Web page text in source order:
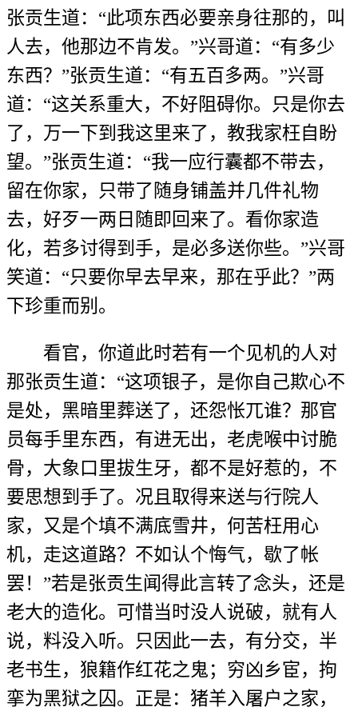
张贡生道：“此项东西必要亲身往那的，叫
人去，他那边不肯发。”兴哥道：“有多少
东西？”张贡生道：“有五百多两。”兴哥
道：“这关系重大，不好阻碍你。只是你去
了，万一下到我这里来了，教我家枉自盼
望。”张贡生道：“我一应行囊都不带去，
留在你家，只带了随身铺盖并几件礼物
去，好歹一两日随即回来了。看你家造
化，若多讨得到手，是必多送你些。”兴哥
笑道：“只要你早去早来，那在乎此？”两
下珍重而别。
看官，你道此时若有一个见机的人对
那张贡生道：“这项银子，是你自己欺心不
是处，黑暗里葬送了，还怨怅兀谁？那官
员每手里东西，有进无出，老虎喉中讨脆
骨，大象口里拔生牙，都不是好惹的，不
要思想到手了。况且取得来送与行院人
家，又是个填不满底雪井，何苦枉用心
机，走这道路？不如认个悔气，歇了帐
罢！”若是张贡生闻得此言转了念头，还是
老大的造化。可惜当时没人说破，就有人
说，料没入听。只因此一去，有分交，半
老书生，狼籍作红花之鬼；穷凶乡宦，拘
挛为黑狱之囚。正是：猪羊入屠户之家，